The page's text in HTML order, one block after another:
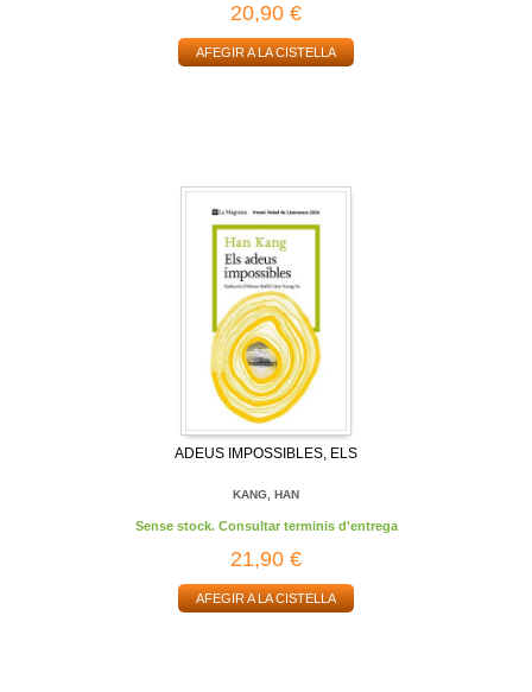
20,90 €
AFEGIR A LA CISTELLA
ADEUS IMPOSSIBLES, ELS
KANG, HAN
Sense stock. Consultar terminis d'entrega
21,90 €
AFEGIR A LA CISTELLA